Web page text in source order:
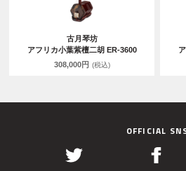
古月琴坊
アフリカ小葉紫檀二胡 ER-3600
308,000円 (税込)
OFFICIAL